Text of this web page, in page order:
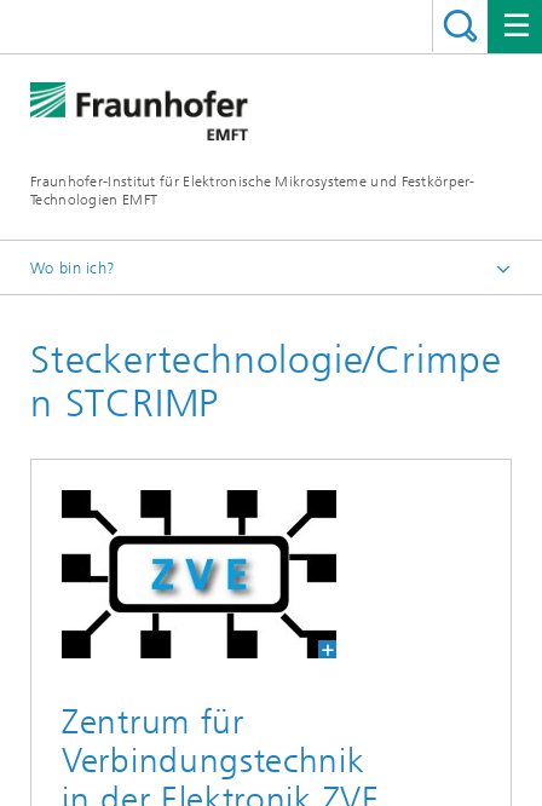
Fraunhofer-Institut für Elektronische Mikrosysteme und Festkörper-
Technologien EMFT
Wo bin ich?
Schulungen
Baugruppenschulungen
Steckertechnologie/Crimpe
n STCRIMP
Zentrum für
Verbindungstechnik